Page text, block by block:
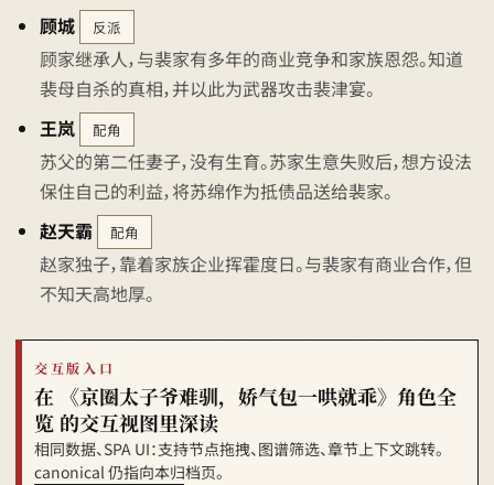
顾城
反派
顾家继承人，与裴家有多年的商业竞争和家族恩怨。知道
裴母自杀的真相，并以此为武器攻击裴津宴。
王岚
配角
苏父的第二任妻子，没有生育。苏家生意失败后，想方设法
保住自己的利益，将苏绵作为抵债品送给裴家。
赵天霸
配角
赵家独子，靠着家族企业挥霍度日。与裴家有商业合作，但
不知天高地厚。
交互版入口
在 《京圈太子爷难驯，娇气包一哄就乖》角色全
览 的交互视图里深读
相同数据、SPA UI：支持节点拖拽、图谱筛选、章节上下文跳转。
canonical 仍指向本归档页。